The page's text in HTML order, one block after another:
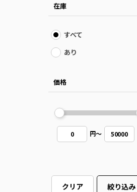
在庫
すべて
あり
価格
0 円～ 50000
クリア 絞り込み